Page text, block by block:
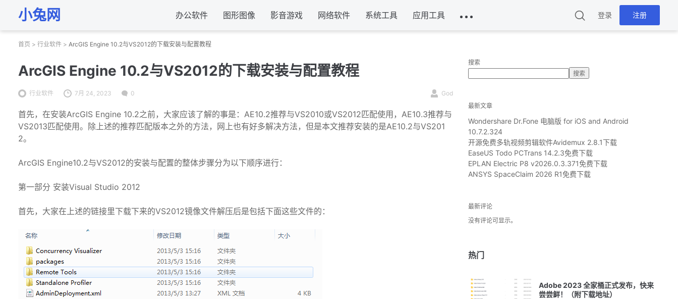
小兔网 办公软件 图形图像 影音游戏 网络软件 系统工具 应用工具 登录 注册
首页 > 行业软件 > ArcGIS Engine 10.2与VS2012的下载安装与配置教程
ArcGIS Engine 10.2与VS2012的下载安装与配置教程
行业软件 7月 24, 2023 0 God
首先，在安装ArcGIS Engine 10.2之前，大家应该了解的事是：AE10.2推荐与VS2010或VS2012匹配使用，AE10.3推荐与
VS2013匹配使用。除上述的推荐匹配版本之外的方法，网上也有好多解决方法，但是本文推荐安装的是AE10.2与VS201
2。
ArcGIS Engine10.2与VS2012的安装与配置的整体步骤分为以下顺序进行：
第一部分 安装Visual Studio 2012
首先，大家在上述的链接里下载下来的VS2012镜像文件解压后是包括下面这些文件的：
搜索
搜索
最新文章
Wondershare Dr.Fone 电脑版 for iOS and Android
10.7.2.324
开源免费多轨视频剪辑软件Avidemux 2.8.1下载
EaseUS Todo PCTrans 14.2.3免费下载
EPLAN Electric P8 v2026.0.3.371免费下载
ANSYS SpaceClaim 2026 R1免费下载
最新评论
没有评论可显示。
热门
Adobe 2023 全家桶正式发布，快来
尝尝鲜！（附下载地址）